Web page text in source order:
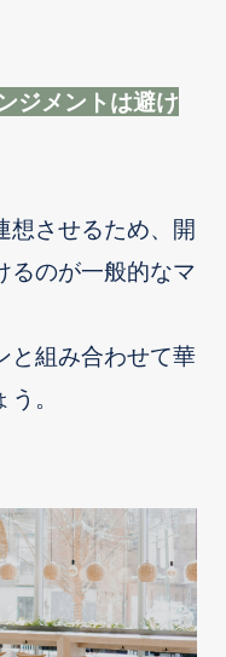
ジメントは避け
想させるため、開
るのが一般的なマ
と組み合わせて華
。